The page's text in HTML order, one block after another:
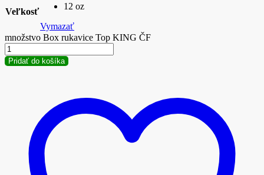
Veľkosť
12 oz
Vymazať
množstvo Box rukavice Top KING ČF
Pridať do košíka